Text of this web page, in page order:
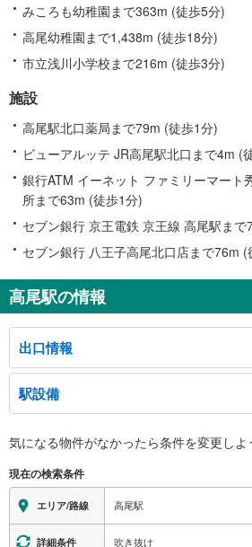
みころも幼稚園まで363m (徒歩5分)
高尾幼稚園まで1,438m (徒歩18分)
市立浅川小学校まで216m (徒歩3分)
施設
高尾駅北口薬局まで79m (徒歩1分)
ビューアルッテ JR高尾駅北口まで4m (
銀行ATM イーネット ファミリーマート
所まで63m (徒歩1分)
セブン銀行 京王電鉄 京王線 高尾駅ま
セブン銀行 八王子高尾北口店まで76m (
高尾駅の情報
出口情報
北口（ＪＲ）
東京霊園、南多摩霊園、都営八王子霊園、多摩御
学園（サクラ保存林）、高尾の森わくわくビレ
子大学、 第二高等学校・第二中学校、帝京八王
馬高原、小仏峠、バスのりば、タクシーのりば
南口（ＪＲ）
京王線
北口・ＪＲ口（京王）
ＪＲ線連絡口、東京霊園、南多摩霊園、都営八王
駅設備
※段差なしでの移動経路
【ＪＲ東日本】
地上⇔改札：○
改札⇔ホーム：△（車椅子対応エスカレータ）
【京王電鉄】：○
気になる物件がなかったら条件を変更しよ
現在の検索条件
エリア/路線 高尾駅
詳細条件 吹き抜け